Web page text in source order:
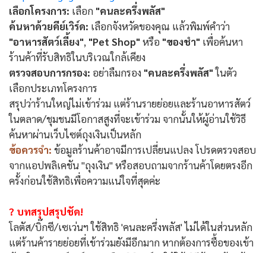
เลือกโครงการ: เลือก "คนละครึ่งพลัส"
ค้นหาด้วยคีย์เวิร์ด: เลือกจังหวัดของคุณ แล้วพิมพ์คำว่า
"อาหารสัตว์เลี้ยง", "Pet Shop"หรือ "ของชำ" เพื่อค้นหา
ร้านค้าที่รับสิทธิในบริเวณใกล้เคียง
ตรวจสอบการกรอง: อย่าลืมกรอง "คนละครึ่งพลัส"ในตัว
เลือกประเภทโครงการ
สรุปว่าร้านใหญ่ไม่เข้าร่วม แต่ร้านรายย่อยและร้านอาหารสัตว์
ในตลาด/ชุมชนมีโอกาสสูงที่จะเข้าร่วม จากนั้นให้ผู้อ่านใช้วิธี
ค้นหาผ่านเว็บไซต์ถุงเงินเป็นหลัก
ข้อควรจำ: ข้อมูลร้านค้าอาจมีการเปลี่ยนแปลง โปรดตรวจสอบ
จากแอปพลิเคชัน "ถุงเงิน" หรือสอบถามจากร้านค้าโดยตรงอีก
ครั้งก่อนใช้สิทธิเพื่อความแน่ใจที่สุดค่ะ
? บทสรุปสรุปชัด!
โลตัส/บิ๊กซี/เซเว่นฯ ใช้สิทธิ 'คนละครึ่งพลัส' ไม่ได้ในส่วนหลัก
แต่ร้านค้ารายย่อยที่เข้าร่วมยังมีอีกมาก หากต้องการซื้อของเข้า